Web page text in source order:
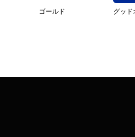
ゴールド グッド